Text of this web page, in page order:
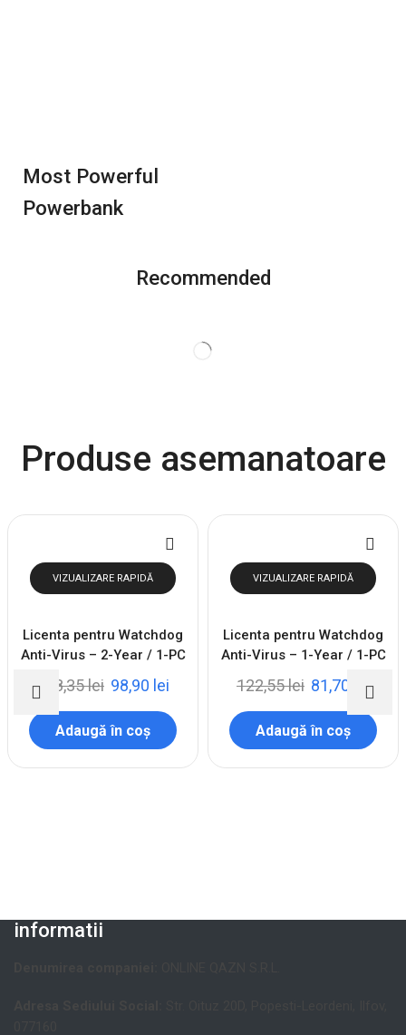
Most Powerful
Powerbank
Recommended
Produse asemanatoare
VIZUALIZARE RAPIDĂ
Licenta pentru Watchdog
Anti-Virus – 2-Year / 1-PC
148,35lei 98,90 lei
Adaugă în coș
VIZUALIZARE RAPIDĂ
Licenta pentru Watchdog
Anti-Virus – 1-Year / 1-PC
122,55lei 81,70 lei
Adaugă în coș
informatii